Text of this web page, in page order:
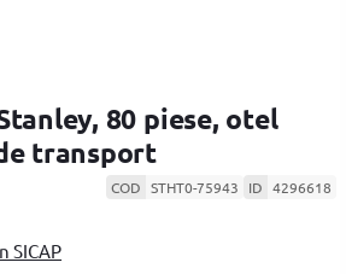
80 piese, otel
transport
COD STHT0-75943 ID 4296618
SICAP